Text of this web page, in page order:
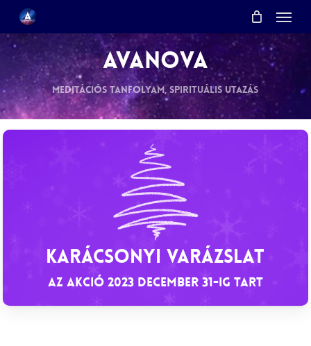
Skip
to
main
content
Menu
AVANOVA
Meditációs tanfolyam, Spirituális utazás
KARÁCSONYI VARÁZSLAT
Az akció 2023 december 31-ig tart
Menu